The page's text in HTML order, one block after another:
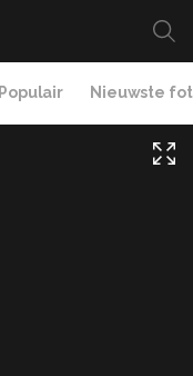
Populair Nieuwste